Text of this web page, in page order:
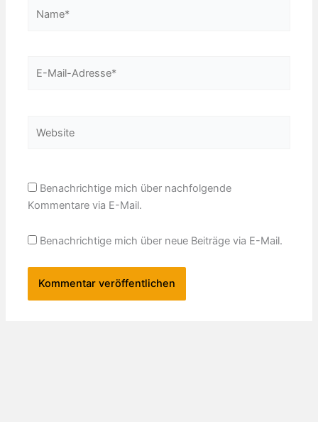
Mail-
Benachrichtige mich über nachfolgende
Kommentare via E-Mail.
Benachrichtige mich über neue Beiträge via E-Mail.